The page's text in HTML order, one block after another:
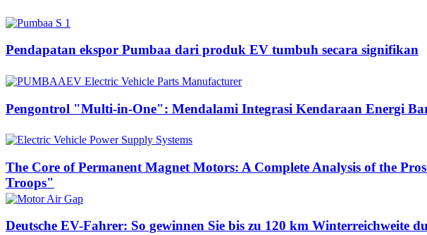
Pendapatan ekspor Pumbaa dari produk EV tumbuh secara signifikan
Pengontrol "Multi-in-One": Mendalami Integrasi Kendaraan Energi
The Core of Permanent Magnet Motors: A Complete Analysis of the
Troops"
Deutsche EV-Fahrer: So gewinnen Sie bis zu 120 km Winterreichweite